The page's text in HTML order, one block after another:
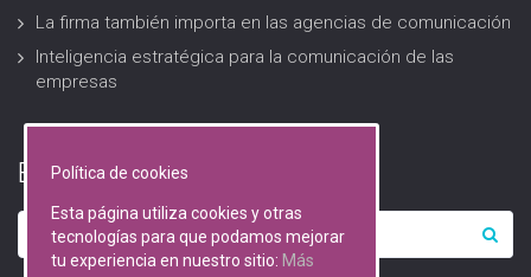
La firma también importa en las agencias de comunicación
Inteligencia estratégica para la comunicación de las
empresas
Buscar…
Política de cookies
Esta página utiliza cookies y otras
tecnologías para que podamos mejorar
tu experiencia en nuestro sitio: Más